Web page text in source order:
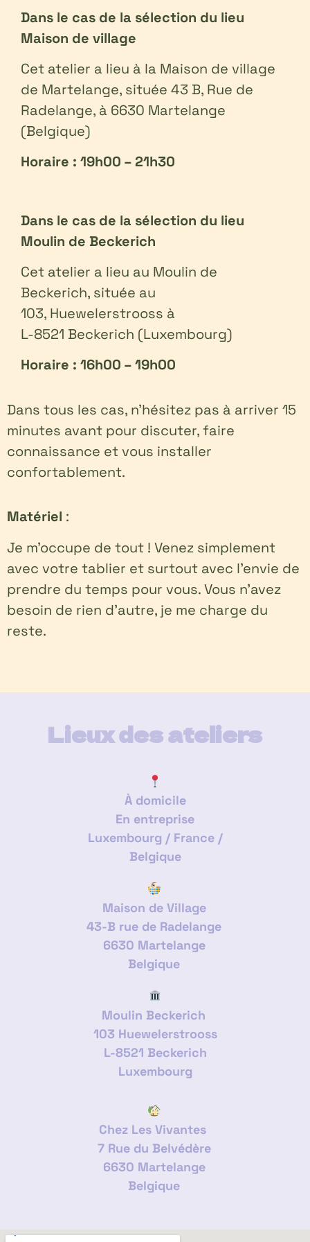
Dans le cas de la sélection du lieu
Maison de village
Cet atelier a lieu à la Maison de village
de Martelange, située 43 B, Rue de
Radelange, à 6630 Martelange
(Belgique)
Horaire : 19h00 – 21h30
Dans le cas de la sélection du lieu
Moulin de Beckerich
Cet atelier a lieu au Moulin de
Beckerich, située au
103, Huewelerstrooss à
L-8521 Beckerich (Luxembourg)
Horaire : 16h00 – 19h00
Dans tous les cas, n’hésitez pas à arriver 15
minutes avant pour discuter, faire
connaissance et vous installer
confortablement.
Matériel :
Je m’occupe de tout ! Venez simplement
avec votre tablier et surtout avec l’envie de
prendre du temps pour vous. Vous n’avez
besoin de rien d’autre, je me charge du
reste.
Lieux des ateliers
À domicile
En entreprise
Luxembourg / France /
Belgique
Maison de Village
43-B rue de Radelange
6630 Martelange
Belgique
Moulin Beckerich
103 Huewelerstrooss
L-8521 Beckerich
Luxembourg
Chez Les Vivantes
7 Rue du Belvédère
6630 Martelange
Belgique